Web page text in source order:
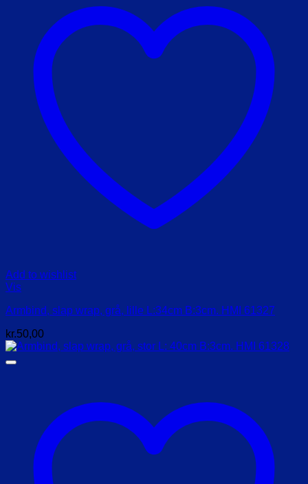
Add to wishlist
Vis
Armbind, slap wrap, grå, lille L:34cm B:3cm. HMI 61327
kr.50,00